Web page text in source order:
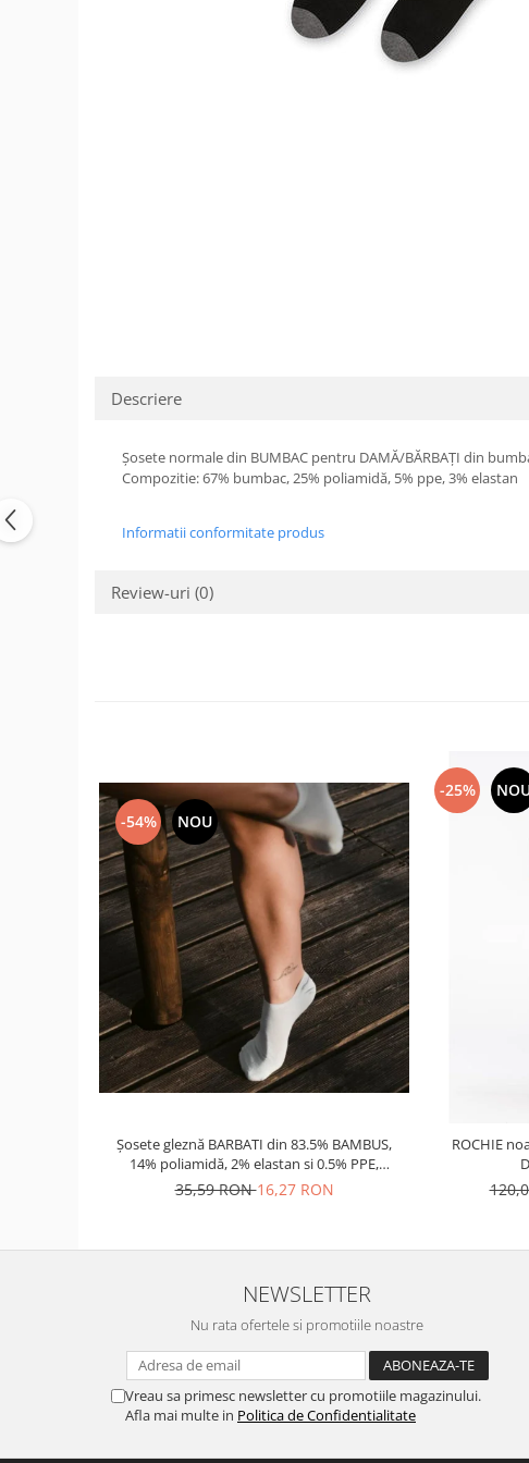
Descriere
Șosete normale din BUMBAC pentru DAMĂ/BĂRBAȚI din
Compozitie: 67% bumbac, 25% poliamidă, 5% ppe, 3% elastan
Informatii conformitate produs
Review-uri (0)
-54% NOU
Șosete gleznă BARBATI din 83.5% BAMBUS,
14% poliamidă, 2% elastan si 0.5% PPE,
grosime medie
35,59 RON16,27 RON
-25%
ROCHIE
NEWSLETTER
Nu rata ofertele si promotiile noastre
Vreau sa primesc newsletter cu promotiile magazinului.
Afla mai multe in Politica de Confidentialitate